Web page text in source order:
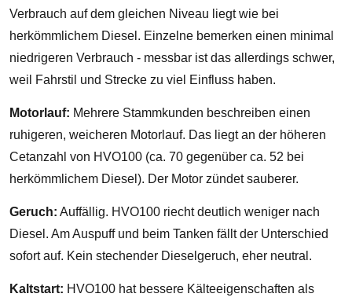
Verbrauch auf dem gleichen Niveau liegt wie bei
herkömmlichem Diesel. Einzelne bemerken einen minimal
niedrigeren Verbrauch - messbar ist das allerdings schwer,
weil Fahrstil und Strecke zu viel Einfluss haben.
Motorlauf: Mehrere Stammkunden beschreiben einen
ruhigeren, weicheren Motorlauf. Das liegt an der höheren
Cetanzahl von HVO100 (ca. 70 gegenüber ca. 52 bei
herkömmlichem Diesel). Der Motor zündet sauberer.
Geruch: Auffällig. HVO100 riecht deutlich weniger nach
Diesel. Am Auspuff und beim Tanken fällt der Unterschied
sofort auf. Kein stechender Dieselgeruch, eher neutral.
Kaltstart: HVO100 hat bessere Kälteeigenschaften als